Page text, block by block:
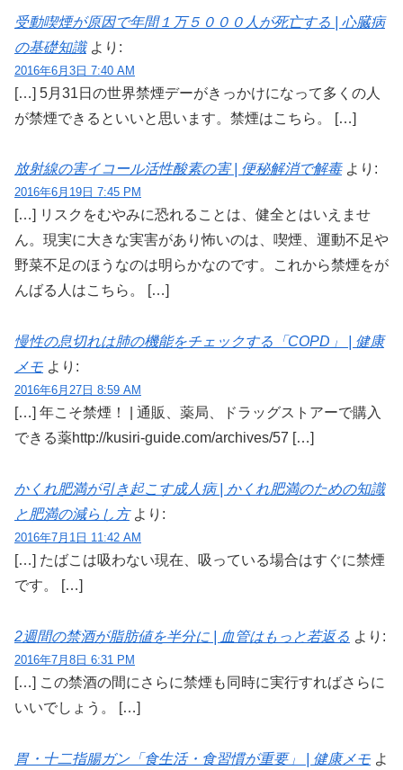
受動喫煙が原因で年間１万５０００人が死亡する | 心臓病
の基礎知識 より:
2016年6月3日 7:40 AM
[…] 5月31日の世界禁煙デーがきっかけになって多くの人
が禁煙できるといいと思います。禁煙はこちら。 […]
放射線の害イコール活性酸素の害 | 便秘解消で解毒 より:
2016年6月19日 7:45 PM
[…] リスクをむやみに恐れることは、健全とはいえませ
ん。現実に大きな実害があり怖いのは、喫煙、運動不足や
野菜不足のほうなのは明らかなのです。これから禁煙をが
んばる人はこちら。 […]
慢性の息切れは肺の機能をチェックする「COPD」 | 健康
メモ より:
2016年6月27日 8:59 AM
[…] 年こそ禁煙！ | 通販、薬局、ドラッグストアーで購入
できる薬http://kusiri-guide.com/archives/57 […]
かくれ肥満が引き起こす成人病 | かくれ肥満のための知識
と肥満の減らし方 より:
2016年7月1日 11:42 AM
[…] たばこは吸わない現在、吸っている場合はすぐに禁煙
です。 […]
2週間の禁酒が脂肪値を半分に | 血管はもっと若返る より:
2016年7月8日 6:31 PM
[…] この禁酒の間にさらに禁煙も同時に実行すればさらに
いいでしょう。 […]
胃・十二指腸ガン「食生活・食習慣が重要」 | 健康メモ よ